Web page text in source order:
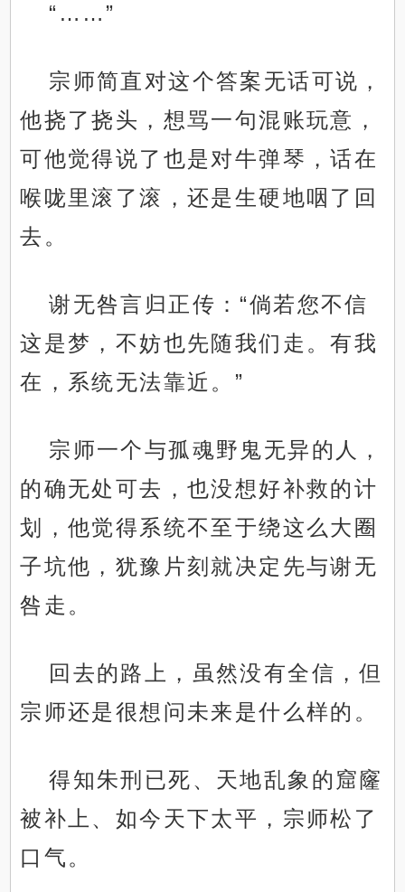
“……”
宗师简直对这个答案无话可说，
他挠了挠头，想骂一句混账玩意，
可他觉得说了也是对牛弹琴，话在
喉咙里滚了滚，还是生硬地咽了回
去。
谢无咎言归正传：“倘若您不信
这是梦，不妨也先随我们走。有我
在，系统无法靠近。”
宗师一个与孤魂野鬼无异的人，
的确无处可去，也没想好补救的计
划，他觉得系统不至于绕这么大圈
子坑他，犹豫片刻就决定先与谢无
咎走。
回去的路上，虽然没有全信，但
宗师还是很想问未来是什么样的。
得知朱刑已死、天地乱象的窟窿
被补上、如今天下太平，宗师松了
口气。